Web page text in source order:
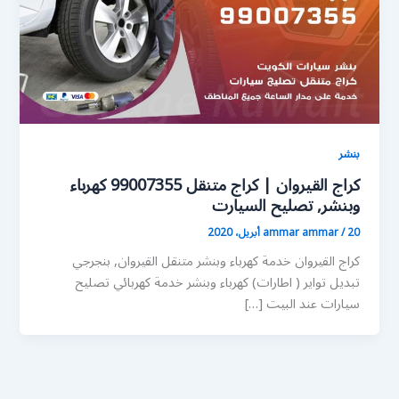
بنشر
كراج القيروان | كراج متنقل 99007355 كهرباء
وبنشر, تصليح السيارت
ammar ammar/20 أبريل، 2020
كراج القيروان خدمة كهرباء وبنشر متنقل القيروان, بنجرجي
تبديل تواير ( اطارات) كهرباء وبنشر خدمة كهربائي تصليح
سيارات عند البيت […]